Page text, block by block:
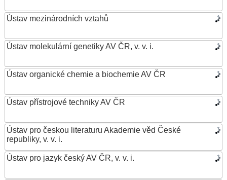
Ústav mezinárodních vztahů
Ústav molekulární genetiky AV ČR, v. v. i.
Ústav organické chemie a biochemie AV ČR
Ústav přístrojové techniky AV ČR
Ústav pro českou literaturu Akademie věd České
republiky, v. v. i.
Ústav pro jazyk český AV ČR, v. v. i.